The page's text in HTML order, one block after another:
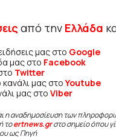
από την Ελλάδα
μας στο Google
μας στο Facebook
Twitter
μας στοYoutube
μας στο Viber
η αναδημοσίευση των
τοertnews.gr στο σημείο όπου
ως Πηγή